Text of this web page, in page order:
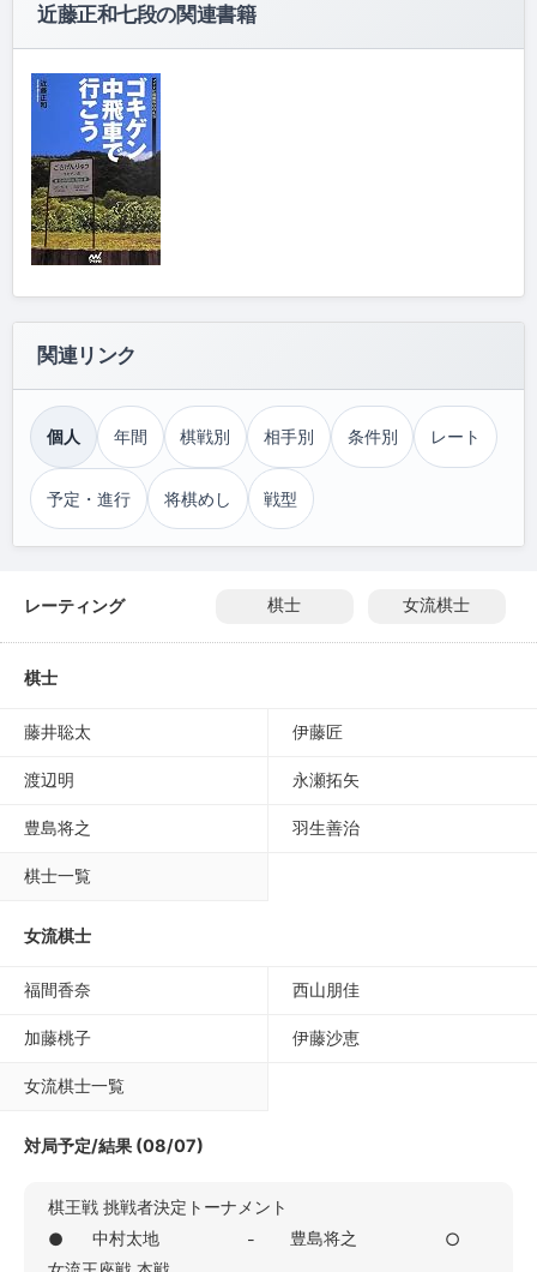
近藤正和七段の関連書籍
関連リンク
個人 年間 棋戦別 相手別 条件別 レート
予定・進行 将棋めし 戦型
レーティング 棋士 女流棋士
棋士
藤井聡太 伊藤匠
渡辺明 永瀬拓矢
豊島将之 羽生善治
棋士一覧
女流棋士
福間香奈 西山朋佳
加藤桃子 伊藤沙恵
女流棋士一覧
対局予定/結果 (08/07)
棋王戦 挑戦者決定トーナメント
●
中村太地 - 豊島将之
○